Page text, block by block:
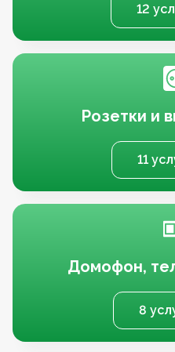
12
Розетки и
11
Домофон,
8